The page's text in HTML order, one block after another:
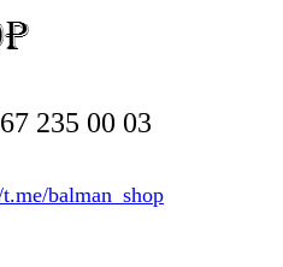
235 00 03
balman_shop